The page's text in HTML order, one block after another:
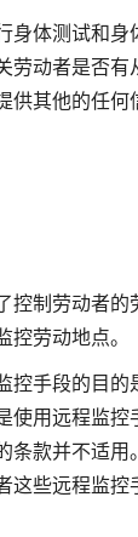
身体测试和身
劳动者是否有
供其他的任何
控制劳动者的
控劳动地点。
控手段的目的
使用远程监控
条款并不适用
这些远程监控